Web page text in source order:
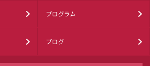
プログラム
ブログ